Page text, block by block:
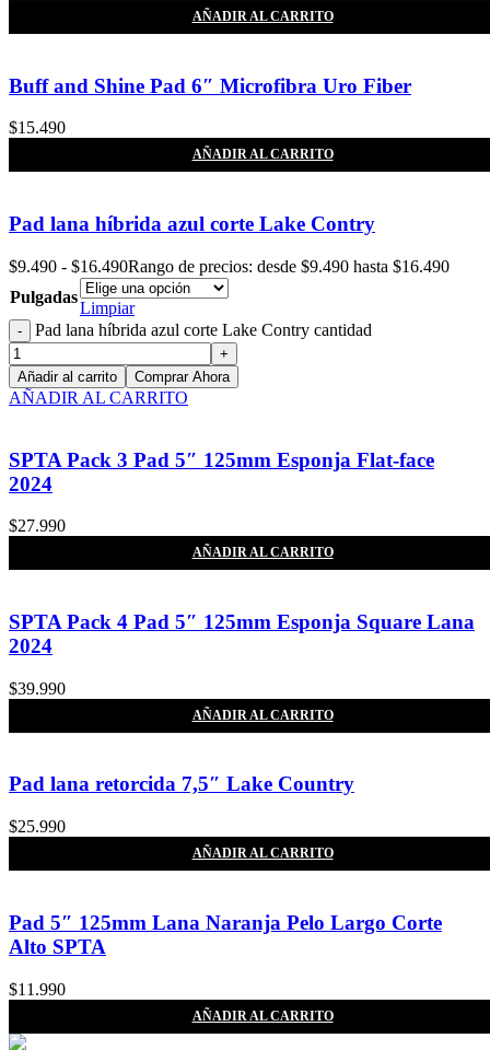
AÑADIR AL CARRITO
Buff and Shine Pad 6″ Microfibra Uro Fiber
$15.490
AÑADIR AL CARRITO
Pad lana híbrida azul corte Lake Contry
$9.490 - $16.490Rango de precios: desde $9.490 hasta $16.490
Pulgadas
Limpiar
Pad lana híbrida azul corte Lake Contry cantidad
Añadir al carrito Comprar Ahora
AÑADIR AL CARRITO
SPTA Pack 3 Pad 5″ 125mm Esponja Flat-face
2024
$27.990
AÑADIR AL CARRITO
SPTA Pack 4 Pad 5″ 125mm Esponja Square Lana
2024
$39.990
AÑADIR AL CARRITO
Pad lana retorcida 7,5″ Lake Country
$25.990
AÑADIR AL CARRITO
Pad 5″ 125mm Lana Naranja Pelo Largo Corte
Alto SPTA
$11.990
AÑADIR AL CARRITO